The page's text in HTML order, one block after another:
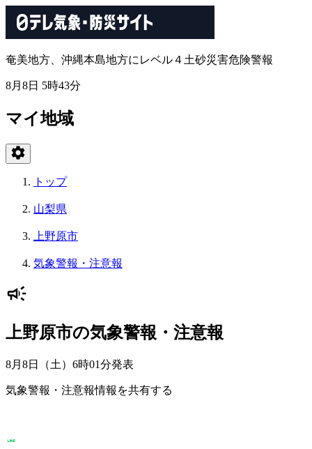
奄美地方、沖縄本島地方にレベル４土砂災害危険警報
8月8日 5時43分
マイ地域
トップ
山梨県
上野原市
気象警報・注意報
上野原市の気象警報・注意報
8月8日（土）6時01分発表
気象警報・注意報情報を共有する